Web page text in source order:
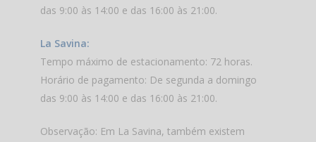
das 9:00 às 14:00 e das 16:00 às 21:00.
La Savina:
Tempo máximo de estacionamento: 72 horas.
Horário de pagamento: De segunda a domingo
das 9:00 às 14:00 e das 16:00 às 21:00.
Observação: Em La Savina, também existem